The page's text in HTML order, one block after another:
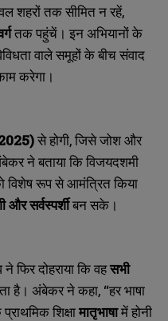
शहरों तक सीमित न रहें,
तक पहुंचें। इन अभियानों के
वाले समूहों के बीच संवाद
करेगा।
से होगी, जिसे जोश और
ने बताया कि विजयदशमी
विशेष रूप से आमंत्रित किया
और सर्वस्पर्शीबन सके।
फिर दोहराया कि वहसभी
है। अंबेकर ने कहा, “हर भाषा
शिक्षामातृभाषामें होनी